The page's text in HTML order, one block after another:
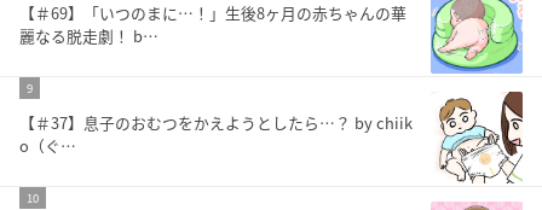
【＃69】「いつのまに…！」生後8ヶ月の赤ちゃんの華
麗なる脱走劇！ b…
9
【＃37】息子のおむつをかえようとしたら…？ by chiik
o（ぐ…
10